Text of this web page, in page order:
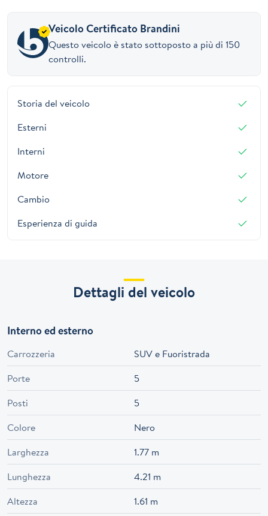
Veicolo Certificato Brandini
Questo veicolo è stato sottoposto a più di 150
controlli.
Storia del veicolo
Esterni
Interni
Motore
Cambio
Esperienza di guida
Dettagli del veicolo
Interno ed esterno
Carrozzeria
SUV e Fuoristrada
Porte
5
Posti
5
Colore
Nero
Larghezza
1.77 m
Lunghezza
4.21 m
Altezza
1.61 m